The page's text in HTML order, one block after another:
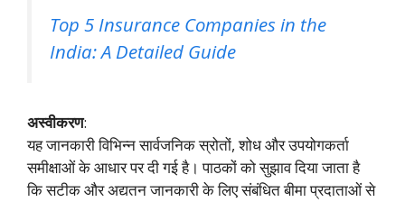
Top 5 Insurance Companies in the
India: A Detailed Guide
अस्वीकरण:
यह जानकारी विभिन्न सार्वजनिक स्रोतों, शोध और उपयोगकर्ता
समीक्षाओं के आधार पर दी गई है। पाठकों को सुझाव दिया जाता है
कि सटीक और अद्यतन जानकारी के लिए संबंधित बीमा प्रदाताओं से